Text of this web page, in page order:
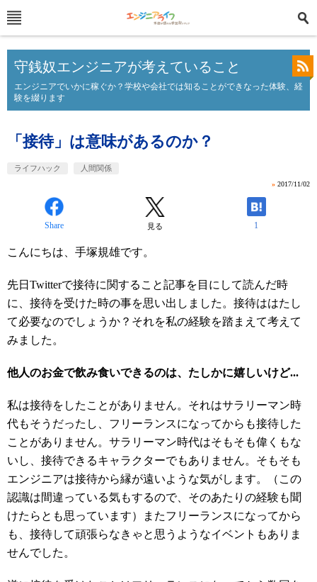
守銭奴エンジニアが考えていること
エンジニアでいかに稼ぐか？学校や会社では知ることができなった体験、経
験を綴ります
「接待」は意味があるのか？
ライフハック 人間関係
» 2017/11/02
Share 見る 1
こんにちは、手塚規雄です。
先日Twitterで接待に関すること記事を目にして読んだ時
に、接待を受けた時の事を思い出しました。接待ははたし
て必要なのでしょうか？それを私の経験を踏まえて考えて
みました。
他人のお金で飲み食いできるのは、たしかに嬉しいけど...
私は接待をしたことがありません。それはサラリーマン時
代もそうだったし、フリーランスになってからも接待した
ことがありません。サラリーマン時代はそもそも偉くもな
いし、接待できるキャラクターでもありません。そもそも
エンジニアは接待から縁が遠いような気がします。（この
認識は間違っている気もするので、そのあたりの経験も聞
けたらとも思っています）またフリーランスになってから
も、接待して頑張らなきゃと思うようなイベントもありま
せんでした。